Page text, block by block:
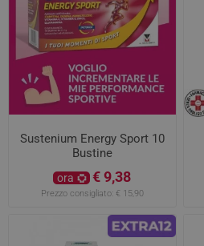
Sustenium Energy Sport 10
Bustine
ora € 9,38
Prezzo consigliato: € 15,90